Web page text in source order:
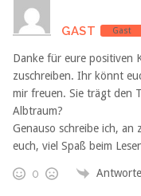
GAST Gast
Danke für eure positiven
zuschreiben. Ihr könnt
mir freuen. Sie trägt den
Albtraum?
Genauso schreibe ich, an
euch, viel Spaß beim
0